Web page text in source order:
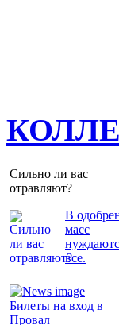
Сильно ли вас
отравляют?
В
масс
все.
Билеты на вход в
Провал